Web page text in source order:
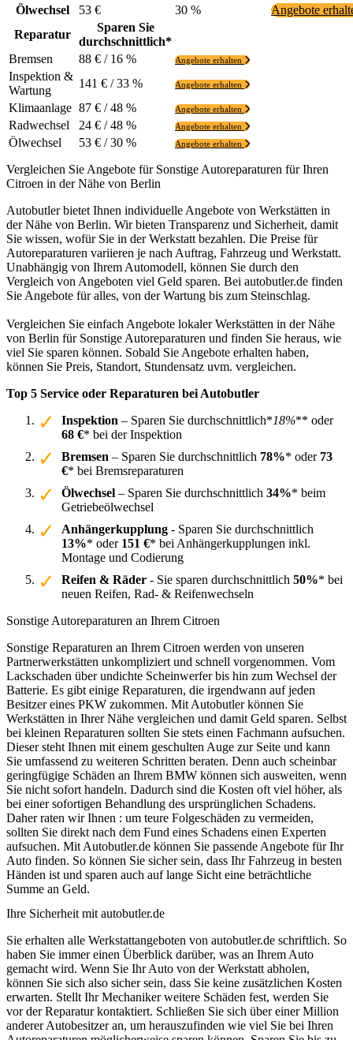
Ölwechsel
53 € 30 %
Angebote
Reparatur
Sparen Sie
durchschnittlich*
Bremsen
88 € / 16 % Angebote erhalten
Inspektion &
Wartung
141 € / 33 % Angebote erhalten
Klimaanlage 87 € / 48 % Angebote erhalten
Radwechsel 24 € / 48 % Angebote erhalten
Ölwechsel 53 € / 30 % Angebote erhalten
Vergleichen Sie Angebote für Sonstige Autoreparaturen für Ihren
Citroen in der Nähe von Berlin
Autobutler bietet Ihnen individuelle Angebote von Werkstätten in
der Nähe von Berlin. Wir bieten Transparenz und Sicherheit, damit
Sie wissen, wofür Sie in der Werkstatt bezahlen. Die Preise für
Autoreparaturen variieren je nach Auftrag, Fahrzeug und Werkstatt.
Unabhängig von Ihrem Automodell, können Sie durch den
Vergleich von Angeboten viel Geld sparen. Bei autobutler.de finden
Sie Angebote für alles, von der Wartung bis zum Steinschlag.
Vergleichen Sie einfach Angebote lokaler Werkstätten in der Nähe
von Berlin für Sonstige Autoreparaturen und finden Sie heraus, wie
viel Sie sparen können. Sobald Sie Angebote erhalten haben,
können Sie Preis, Standort, Stundensatz uvm. vergleichen.
Top 5 Service oder Reparaturen bei Autobutler
Inspektion – Sparen Sie durchschnittlich*18%** oder
68 €* bei der Inspektion
Bremsen – Sparen Sie durchschnittlich 78%* oder 73
€* bei Bremsreparaturen
Ölwechsel – Sparen Sie durchschnittlich 34%* beim
Getriebeölwechsel
Anhängerkupplung - Sparen Sie durchschnittlich
13%* oder 151 €* bei Anhängerkupplungen inkl.
Montage und Codierung
Reifen & Räder - Sie sparen durchschnittlich 50%* bei
neuen Reifen, Rad- & Reifenwechseln
Sonstige Autoreparaturen an Ihrem Citroen
Sonstige Reparaturen an Ihrem Citroen werden von unseren
Partnerwerkstätten unkompliziert und schnell vorgenommen. Vom
Lackschaden über undichte Scheinwerfer bis hin zum Wechsel der
Batterie. Es gibt einige Reparaturen, die irgendwann auf jeden
Besitzer eines PKW zukommen. Mit Autobutler können Sie
Werkstätten in Ihrer Nähe vergleichen und damit Geld sparen. Selbst
bei kleinen Reparaturen sollten Sie stets einen Fachmann aufsuchen.
Dieser steht Ihnen mit einem geschulten Auge zur Seite und kann
Sie umfassend zu weiteren Schritten beraten. Denn auch scheinbar
geringfügige Schäden an Ihrem BMW können sich ausweiten, wenn
Sie nicht sofort handeln. Dadurch sind die Kosten oft viel höher, als
bei einer sofortigen Behandlung des ursprünglichen Schadens.
Daher raten wir Ihnen : um teure Folgeschäden zu vermeiden,
sollten Sie direkt nach dem Fund eines Schadens einen Experten
aufsuchen. Mit Autobutler.de können Sie passende Angebote für Ihr
Auto finden. So können Sie sicher sein, dass Ihr Fahrzeug in besten
Händen ist und sparen auch auf lange Sicht eine beträchtliche
Summe an Geld.
Ihre Sicherheit mit autobutler.de
Sie erhalten alle Werkstattangeboten von autobutler.de schriftlich. So
haben Sie immer einen Überblick darüber, was an Ihrem Auto
gemacht wird. Wenn Sie Ihr Auto von der Werkstatt abholen,
können Sie sich also sicher sein, dass Sie keine zusätzlichen Kosten
erwarten. Stellt Ihr Mechaniker weitere Schäden fest, werden Sie
vor der Reparatur kontaktiert. Schließen Sie sich über einer Million
anderer Autobesitzer an, um herauszufinden wie viel Sie bei Ihren